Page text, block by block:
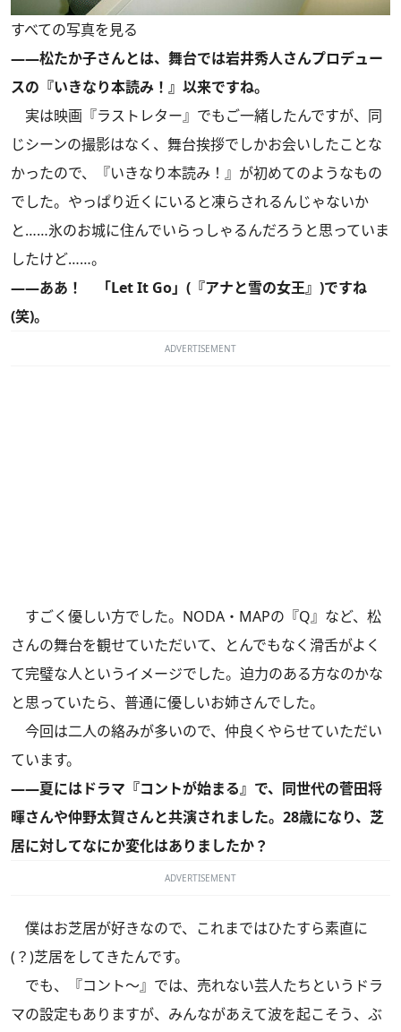
すべての写真を見る
――松たか子さんとは、舞台では岩井秀人さんプロデュー
スの『いきなり本読み！』以来ですね。
実は映画『ラストレター』でもご一緒したんですが、同
じシーンの撮影はなく、舞台挨拶でしかお会いしたことな
かったので、『いきなり本読み！』が初めてのようなもの
でした。やっぱり近くにいると凍らされるんじゃないか
と……氷のお城に住んでいらっしゃるんだろうと思っていま
したけど……。
――ああ！ 「Let It Go」(『アナと雪の女王』)ですね
(笑)。
ADVERTISEMENT
すごく優しい方でした。NODA・MAPの『Q』など、松
さんの舞台を観せていただいて、とんでもなく滑舌がよく
て完璧な人というイメージでした。迫力のある方なのかな
と思っていたら、普通に優しいお姉さんでした。
今回は二人の絡みが多いので、仲良くやらせていただい
ています。
――夏にはドラマ『コントが始まる』で、同世代の菅田将
暉さんや仲野太賀さんと共演されました。28歳になり、芝
居に対してなにか変化はありましたか？
ADVERTISEMENT
僕はお芝居が好きなので、これまではひたすら素直に
(？)芝居をしてきたんです。
でも、『コント～』では、売れない芸人たちというドラ
マの設定もありますが、みんながあえて波を起こそう、ぶ